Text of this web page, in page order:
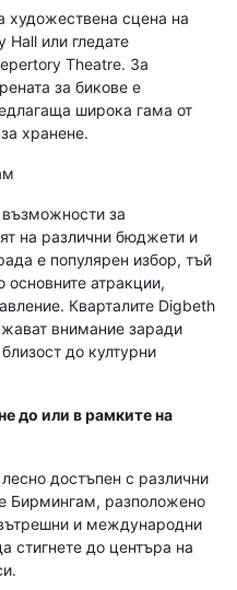
художествена сцена на
Hall или гледате
Theatre. За
за бикове е
широка гама от
хранене.
за
на различни бюджети и
е популярен избор, тъй
основните атракции,
Кварталите Digbeth
внимание заради
до културни
до или в рамките на
достъпен с различни
Бирмингам, разположено
и международни
стигнете до центъра на